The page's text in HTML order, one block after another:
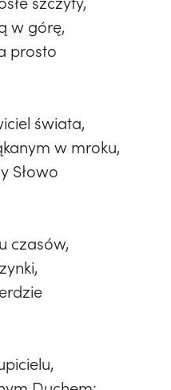
w górę,
prosto
świata,
w mroku,
Słowo
czasów,